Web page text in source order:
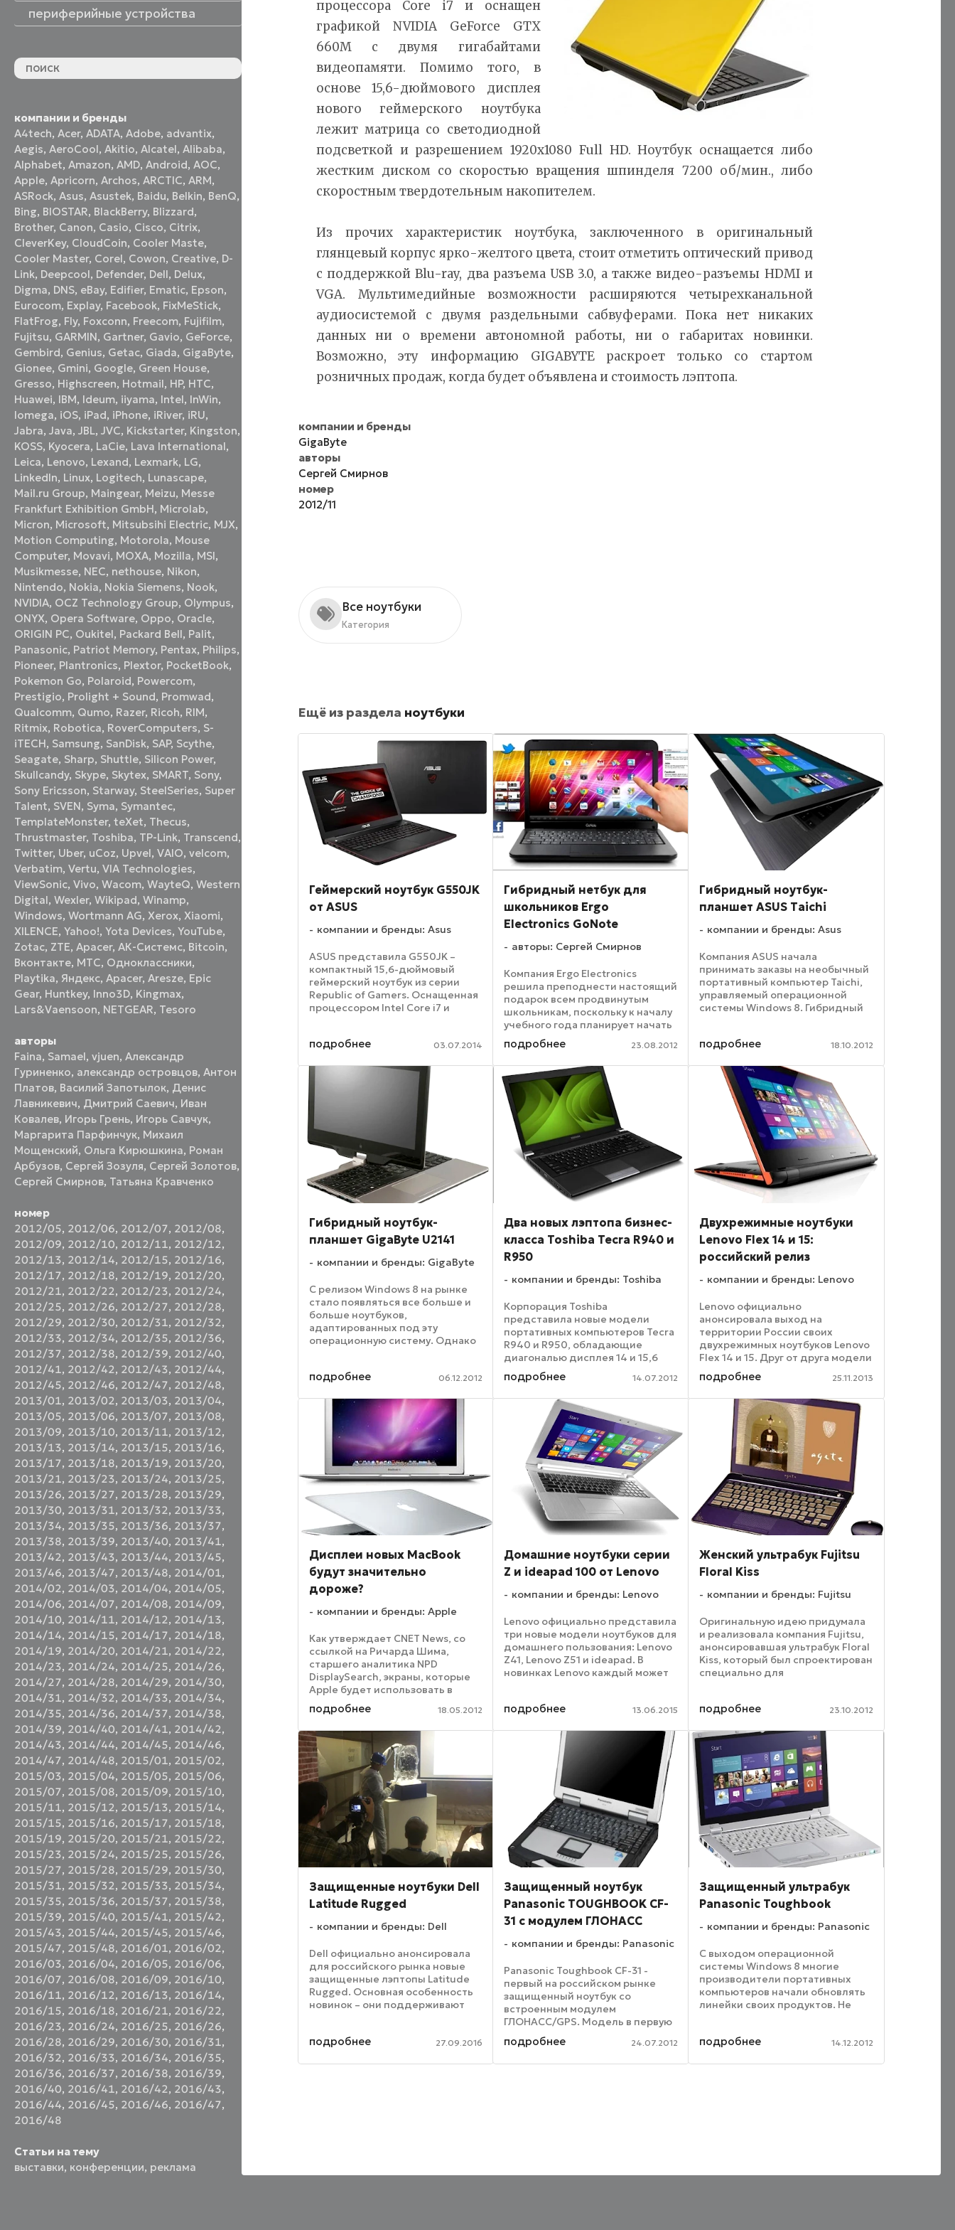
периферийные устройства
компании и бренды
A4tech,Acer,ADATA,Adobe, advantix,
Aegis,AeroCool,Akitio,Alcatel,Alibaba,
Alphabet,Amazon,AMD,Android,AOC,
Apple,Apricorn,Archos,ARCTIC,ARM,
ASRock,Asus,Asustek, Baidu, Belkin, BenQ,
Bing, BIOSTAR, BlackBerry, Blizzard,
Brother, Canon, Casio, Cisco, Citrix,
CleverKey, CloudCoin, Cooler Maste,
Cooler Master, Corel, Cowon, Creative, D-
Link, Deepcool, Defender, Dell, Delux,
Digma, DNS, eBay, Edifier, Ematic, Epson,
Eurocom, Explay, Facebook, FixMeStick,
FlatFrog, Fly, Foxconn, Freecom, Fujifilm,
Fujitsu, GARMIN, Gartner, Gavio, GeForce,
Gembird, Genius, Getac, Giada, GigaByte,
Gionee, Gmini, Google, Green House,
Gresso, Highscreen, Hotmail, HP, HTC,
Huawei, IBM, Ideum, iiyama, Intel, InWin,
Iomega, iOS, iPad, iPhone, iRiver, iRU,
Jabra,Java,JBL,JVC, Kickstarter, Kingston,
KOSS, Kyocera, LaCie, Lava International,
Leica, Lenovo, Lexand, Lexmark, LG,
LinkedIn, Linux, Logitech, Lunascape,
Mail.ru Group, Maingear, Meizu, Messe
Frankfurt Exhibition GmbH, Microlab,
Micron, Microsoft, Mitsubsihi Electric, MJX,
Motion Computing, Motorola, Mouse
Computer, Movavi, MOXA, Mozilla, MSI,
Musikmesse, NEC, nethouse, Nikon,
Nintendo, Nokia, Nokia Siemens, Nook,
NVIDIA, OCZ Technology Group, Olympus,
ONYX, Opera Software, Oppo, Oracle,
ORIGIN PC, Oukitel, Packard Bell, Palit,
Panasonic, Patriot Memory, Pentax, Philips,
Pioneer, Plantronics, Plextor, PocketBook,
Pokemon Go, Polaroid, Powercom,
Prestigio, Prolight + Sound, Promwad,
Qualcomm, Qumo, Razer, Ricoh, RIM,
Ritmix, Robotica, RoverComputers, S-
iTECH, Samsung, SanDisk, SAP, Scythe,
Seagate, Sharp, Shuttle, Silicon Power,
Skullcandy, Skype, Skytex, SMART, Sony,
Sony Ericsson, Starway, SteelSeries, Super
Talent, SVEN, Syma, Symantec,
TemplateMonster,teXet, Thecus,
Thrustmaster, Toshiba, TP-Link, Transcend,
Twitter, Uber, uCoz, Upvel,VAIO,velcom,
Verbatim,Vertu,VIA Technologies,
ViewSonic,Vivo,Wacom,WayteQ,Western
Digital,Wexler,Wikipad,Winamp,
Windows,Wortmann AG,Xerox,Xiaomi,
XILENCE,Yahoo!,Yota Devices,YouTube,
Zotac, ZTE,Аpacer,АК-Системс, Вitcoin,
Вконтакте, МТС, Одноклассники,
Playtika, Яндекс,Apacer,Aresze, Epic
Gear, Huntkey, Inno3D, Kingmax,
Lars&Vaensoon, NETGEAR, Tesoro
авторы
Faina, Samael,vjuen,Александр
Гуриненко, александр островцов,Антон
Платов, Василий Запотылок, Денис
Лавникевич, Дмитрий Саевич, Иван
Ковалев, Игорь Грень, Игорь Савчук,
Маргарита Парфинчук, Михаил
Мощенский, Ольга Кирюшкина, Роман
Арбузов, Сергей Зозуля, Сергей Золотов,
Сергей Смирнов, Татьяна Кравченко
номер
2012/05, 2012/06, 2012/07, 2012/08,
2012/09, 2012/10, 2012/11, 2012/12,
2012/13, 2012/14, 2012/15, 2012/16,
2012/17, 2012/18, 2012/19, 2012/20,
2012/21, 2012/22, 2012/23, 2012/24,
2012/25, 2012/26, 2012/27, 2012/28,
2012/29, 2012/30, 2012/31, 2012/32,
2012/33, 2012/34, 2012/35, 2012/36,
2012/37, 2012/38, 2012/39, 2012/40,
2012/41, 2012/42, 2012/43, 2012/44,
2012/45, 2012/46, 2012/47, 2012/48,
2013/01, 2013/02, 2013/03, 2013/04,
2013/05, 2013/06, 2013/07, 2013/08,
2013/09, 2013/10, 2013/11, 2013/12,
2013/13, 2013/14, 2013/15, 2013/16,
2013/17, 2013/18, 2013/19, 2013/20,
2013/21, 2013/23, 2013/24, 2013/25,
2013/26, 2013/27, 2013/28, 2013/29,
2013/30, 2013/31, 2013/32, 2013/33,
2013/34, 2013/35, 2013/36, 2013/37,
2013/38, 2013/39, 2013/40, 2013/41,
2013/42, 2013/43, 2013/44, 2013/45,
2013/46, 2013/47, 2013/48, 2014/01,
2014/02, 2014/03, 2014/04, 2014/05,
2014/06, 2014/07, 2014/08, 2014/09,
2014/10, 2014/11, 2014/12, 2014/13,
2014/14, 2014/15, 2014/17, 2014/18,
2014/19, 2014/20, 2014/21, 2014/22,
2014/23, 2014/24, 2014/25, 2014/26,
2014/27, 2014/28, 2014/29, 2014/30,
2014/31, 2014/32, 2014/33, 2014/34,
2014/35, 2014/36, 2014/37, 2014/38,
2014/39, 2014/40, 2014/41, 2014/42,
2014/43, 2014/44, 2014/45, 2014/46,
2014/47, 2014/48, 2015/01, 2015/02,
2015/03, 2015/04, 2015/05, 2015/06,
2015/07, 2015/08, 2015/09, 2015/10,
2015/11, 2015/12, 2015/13, 2015/14,
2015/15, 2015/16, 2015/17, 2015/18,
2015/19, 2015/20, 2015/21, 2015/22,
2015/23, 2015/24, 2015/25, 2015/26,
2015/27, 2015/28, 2015/29, 2015/30,
2015/31, 2015/32, 2015/33, 2015/34,
2015/35, 2015/36, 2015/37, 2015/38,
2015/39, 2015/40, 2015/41, 2015/42,
2015/43, 2015/44, 2015/45, 2015/46,
2015/47, 2015/48, 2016/01, 2016/02,
2016/03, 2016/04, 2016/05, 2016/06,
2016/07, 2016/08, 2016/09, 2016/10,
2016/11, 2016/12, 2016/13, 2016/14,
2016/15, 2016/18, 2016/21, 2016/22,
2016/23, 2016/24, 2016/25, 2016/26,
2016/28, 2016/29, 2016/30, 2016/31,
2016/32, 2016/33, 2016/34, 2016/35,
2016/36, 2016/37, 2016/38, 2016/39,
2016/40, 2016/41, 2016/42, 2016/43,
2016/44, 2016/45, 2016/46, 2016/47,
2016/48
Статьи на тему
выставки, конференции, реклама
процессора Core i7 и оснащен
графикой NVIDIA GeForce GTX
660M с двумя гигабайтами
видеопамяти. Помимо того, в
основе 15,6-дюймового дисплея
нового геймерского ноутбука
лежит матрица со светодиодной
подсветкой и разрешением 1920х1080 Full HD. Ноутбук оснащается либо
жестким диском со скоростью вращения шпинделя 7200 об/мин., либо
скоростным твердотельным накопителем.
Из прочих характеристик ноутбука, заключенного в оригинальный
глянцевый корпус ярко-желтого цвета, стоит отметить оптический привод
с поддержкой Blu-ray, два разъема USB 3.0, а также видео-разъемы HDMI и
VGA. Мультимедийные возможности расширяются четырехканальной
аудиосистемой с двумя раздельными сабвуферами. Пока нет никаких
данных ни о времени автономной работы, ни о габаритах новинки.
Возможно, эту информацию GIGABYTE раскроет только со стартом
розничных продаж, когда будет объявлена и стоимость лэптопа.
компании и бренды
GigaByte
авторы
Сергей Смирнов
номер
2012/11
Все ноутбуки
Категория
Ещё из раздела ноутбуки
Геймерский ноутбук G550JK
от ASUS
компании и бренды: Asus
ASUS представила G550JK –
компактный 15,6-дюймовый
геймерский ноутбук из серии
Republic of Gamers. Оснащенная
процессором Intel Core i7 и
представляет собой прекрасный
новых ...
подробнее 03.07.2014
Гибридный нетбук для
школьников Ergo
Electronics GoNote
авторы: Сергей Смирнов
Компания Ergo Electronics
решила преподнести настоящий
подарок всем продвинутым
школьникам, поскольку к началу
учебного года планирует начать
продажи гибридного нетбука
GoNote, который рассчитан на
использование в
образовательных целях. ...
подробнее 23.08.2012
Гибридный ноутбук-
планшет ASUS Taichi
компании и бренды: Asus
Компания ASUS начала
принимать заказы на необычный
портативный компьютер Taichi,
управляемый операционной
системы Windows 8. Гибридный
дисплея, на внешней стороне
подробнее 18.10.2012
Гибридный ноутбук-
планшет GigaByte U2141
компании и бренды: GigaByte
С релизом Windows 8 на рынке
стало появляться все больше и
больше ноутбуков,
адаптированных под эту
операционную систему. Однако
трансформеров не так и широк.
является одной из ...
подробнее 06.12.2012
Два новых лэптопа бизнес-
класса Toshiba Tecra R940 и
R950
компании и бренды: Toshiba
Корпорация Toshiba
представила новые модели
портативных компьютеров Tecra
R940 и R950, обладающие
диагональю дисплея 14 и 15,6
дюймов соответственно. Оба
продукта специфицируются
японским производителем как
решения для корпоративных
заказчиков. ...
подробнее 14.07.2012
Двухрежимные ноутбуки
Lenovo Flex 14 и 15:
российский релиз
компании и бренды: Lenovo
Lenovo официально
анонсировала выход на
территории России своих
двухрежимных ноутбуков Lenovo
Flex 14 и 15. Друг от друга модели
отличаются диагональю экрана –
у первой он 14.1-дюймовый, у
второй – 15.6-дюймовый. При
этом верхнюю крышку каждого
подробнее 25.11.2013
Дисплеи новых MacBook
будут значительно
дороже?
компании и бренды: Apple
Как утверждает CNET News, со
ссылкой на Ричарда Шима,
старшего аналитика NPD
DisplaySearch, экраны, которые
Apple будет использовать в
новых MacBook, обойдутся
производителю в два с
половиной раза дороже
дисплеев современных
ноутбуков от «яблочной ...
подробнее 18.05.2012
Домашние ноутбуки серии
Z и ideapad 100 от Lenovo
компании и бренды: Lenovo
Lenovo официально представила
три новые модели ноутбуков для
домашнего пользования: Lenovo
Z41, Lenovo Z51 и ideapad. В
новинках Lenovo каждый может
ПК, необходимые
подробнее 13.06.2015
Женский ультрабук Fujitsu
Floral Kiss
компании и бренды: Fujitsu
Оригинальную идею придумала
и реализовала компания Fujitsu,
анонсировавшая ультрабук Floral
Kiss, который был спроектирован
специально для
— двухъядерный процессор
подробнее 23.10.2012
Защищенные ноутбуки Dell
Latitude Rugged
компании и бренды: Dell
Dell официально анонсировала
для российского рынка новые
защищенные лэптопы Latitude
Rugged. Основная особенность
новинок – они поддерживают
Latitude Rugged 12 и Dell Latitude
подробнее 27.09.2016
Защищенный ноутбук
Panasonic TOUGHBOOK CF-
31 с модулем ГЛОНАСС
компании и бренды: Panasonic
Panasonic Toughbook CF-31 -
первый на российском рынке
защищенный ноутбук со
встроенным модулем
ГЛОНАСС/GPS. Модель в первую
очередь предназначена для
работы в суровых погодных и
подробнее 24.07.2012
Защищенный ультрабук
Panasonic Toughbook
компании и бренды: Panasonic
С выходом операционной
системы Windows 8 многие
производители портативных
компьютеров начали обновлять
линейки своих продуктов. Не
анонсировавшая новую модель
подробнее 14.12.2012